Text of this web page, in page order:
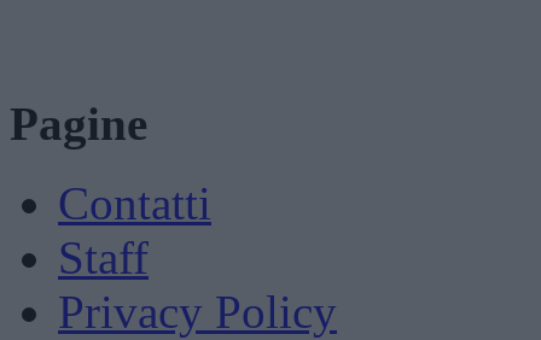
Pagine
Contatti
Staff
Privacy Policy